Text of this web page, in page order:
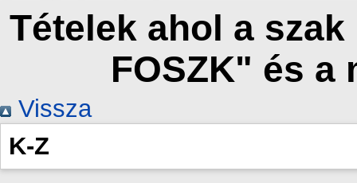
Tételek ahol a
FOSZK" és a
Vissza
K-Z